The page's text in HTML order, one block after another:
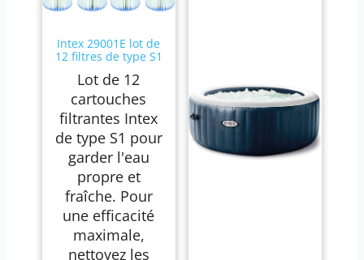
Intex 29001E lot de
12 filtres de type S1
Lot de 12
cartouches
filtrantes Intex
de type S1 pour
garder l'eau
propre et
fraîche. Pour
une efficacité
maximale,
nettoyez les